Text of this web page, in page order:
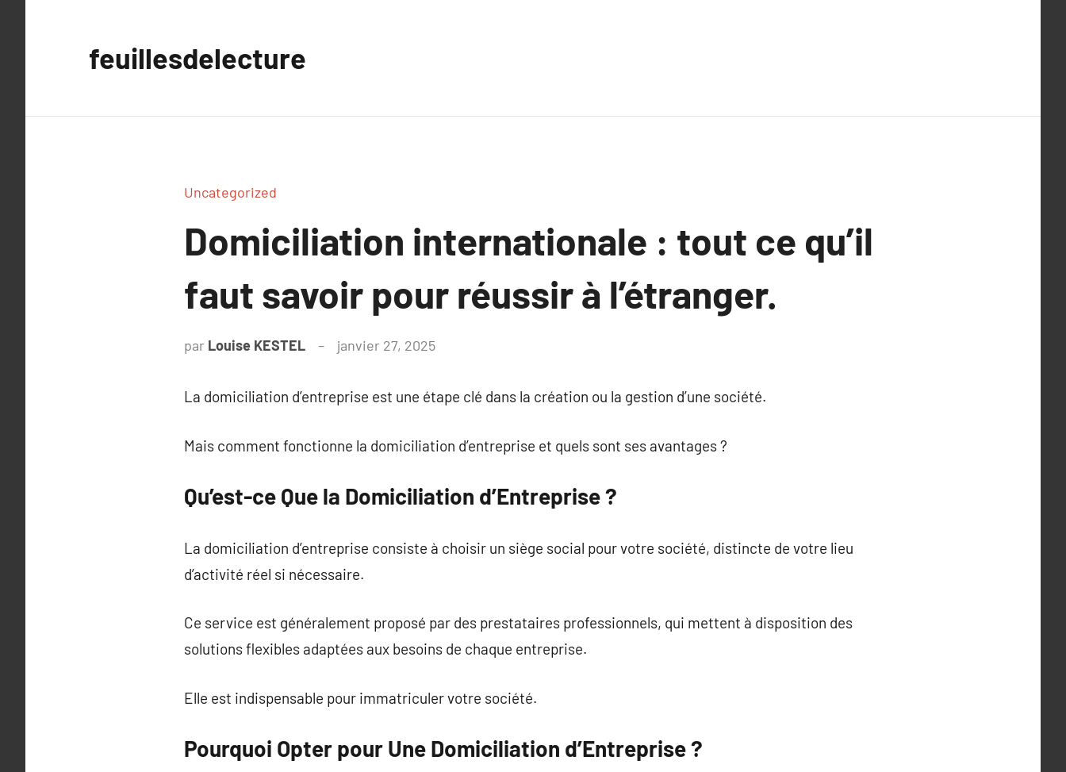
feuillesdelecture
Uncategorized
Domiciliation internationale : tout ce qu’il
faut savoir pour réussir à l’étranger.
par Louise KESTEL janvier 27, 2025
La domiciliation d’entreprise est une étape clé dans la création ou la gestion d’une société.
Mais comment fonctionne la domiciliation d’entreprise et quels sont ses avantages ?
Qu’est-ce Que la Domiciliation d’Entreprise ?
La domiciliation d’entreprise consiste à choisir un siège social pour votre société, distincte de votre lieu
d’activité réel si nécessaire.
Ce service est généralement proposé par des prestataires professionnels, qui mettent à disposition des
solutions flexibles adaptées aux besoins de chaque entreprise.
Elle est indispensable pour immatriculer votre société.
Pourquoi Opter pour Une Domiciliation d’Entreprise ?